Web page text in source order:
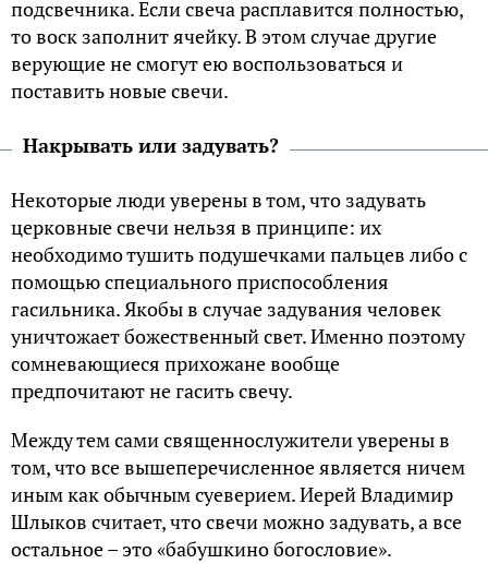
подсвечника. Если свеча расплавится полностью,
то воск заполнит ячейку. В этом случае другие
верующие не смогут ею воспользоваться и
поставить новые свечи.
Накрывать или задувать?
Некоторые люди уверены в том, что задувать
церковные свечи нельзя в принципе: их
необходимо тушить подушечками пальцев либо с
помощью специального приспособления
гасильника. Якобы в случае задувания человек
уничтожает божественный свет. Именно поэтому
сомневающиеся прихожане вообще
предпочитают не гасить свечу.
Между тем сами священнослужители уверены в
том, что все вышеперечисленное является ничем
иным как обычным суеверием. Иерей Владимир
Шлыков считает, что свечи можно задувать, а все
остальное – это «бабушкино богословие».